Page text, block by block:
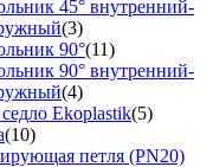
45° внутренний-
(3)
90°(11)
90° внутренний-
(4)
Ekoplastik(5)
(10)
петля (PN20)